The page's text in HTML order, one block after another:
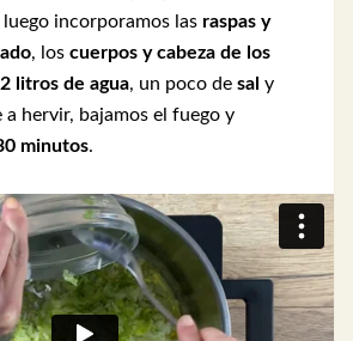
luego incorporamos las raspas y
, los cuerpos y cabeza de los
2 litros de agua, un poco de sal y
a hervir, bajamos el fuego y
minutos.